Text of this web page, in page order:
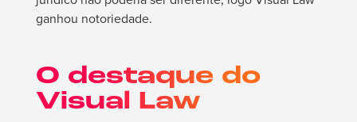
ganhou notoriedade.
O destaque do
Visual Law